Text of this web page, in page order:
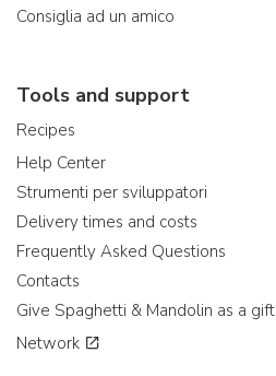
Consiglia ad un amico
Tools and support
Recipes
Help Center
Strumenti per sviluppatori
Delivery times and costs
Frequently Asked Questions
Contacts
Give Spaghetti & Mandolin as a gift
Network